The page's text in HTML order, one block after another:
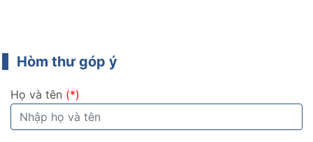
Hòm thư góp ý
Họ và tên (*)